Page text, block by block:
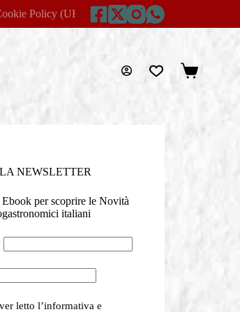
Policy (UK) Disclaimer
Carrello
NEWSLETTER
per scoprire le Novità
italiani
letto l’informativa e